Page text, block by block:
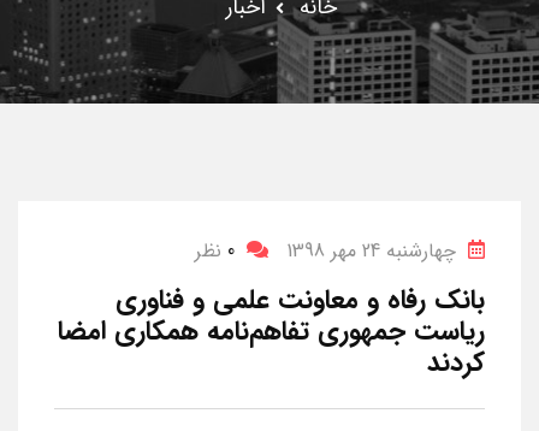
خانه اخبار
چهارشنبه 24 مهر 1398 0 نظر
بانک رفاه و معاونت علمی و فناوری
ریاست جمهوری تفاهم‌نامه همکاری امضا
کردند